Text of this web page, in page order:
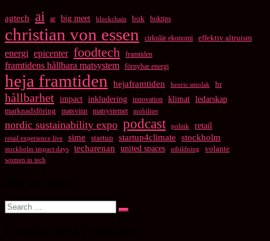
agtech ai ar big meet blockchain bok boktips
christian von essen cirkulär ekonomi effektiv altruism
energi epicenter foodtech framtiden
framtidens hållbara matsystem förnybar energi
heja framtiden hejaframtiden henric smolak hr
hållbarhet impact inkludering innovation klimat ledarskap
marknadsföring matsvinn matsystemet mobilitet
nordic sustainability expo podcast politik retail
retail experience live sime startup startup4climate stockholm
stockholm impact days techarenan united spaces utbildning volante
women in tech
Search
for:
Search